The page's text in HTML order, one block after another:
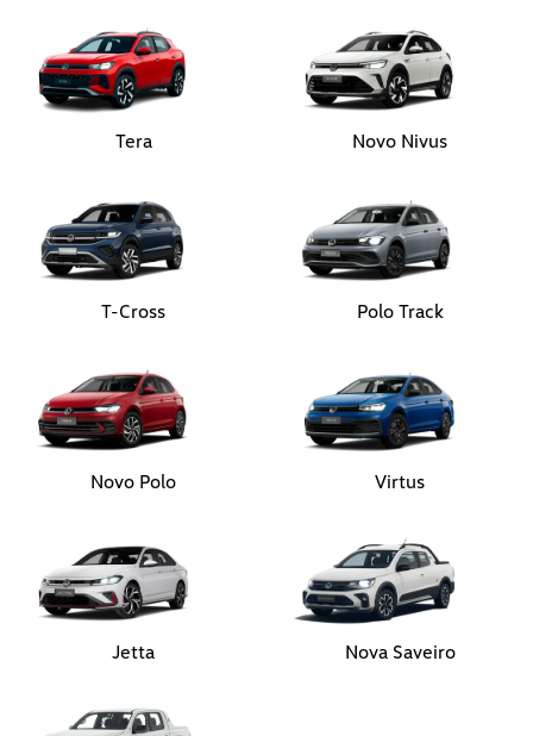
T-Cross Polo Track
Novo Polo Virtus
Jetta Nova Saveiro
Nova Amarok
Entre em contato com a nossa equipe